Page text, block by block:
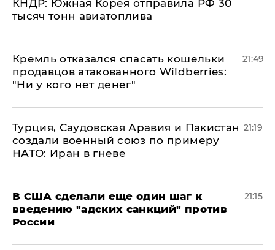
КНДР: Южная Корея отправила РФ 30
тысяч тонн авиатоплива
Кремль отказался спасать кошельки
продавцов атакованного Wildberries:
"Ни у кого нет денег"
21:49
Турция, Саудовская Аравия и Пакистан
создали военный союз по примеру
НАТО: Иран в гневе
21:19
В США сделали еще один шаг к
введению "адских санкций" против
России
21:15